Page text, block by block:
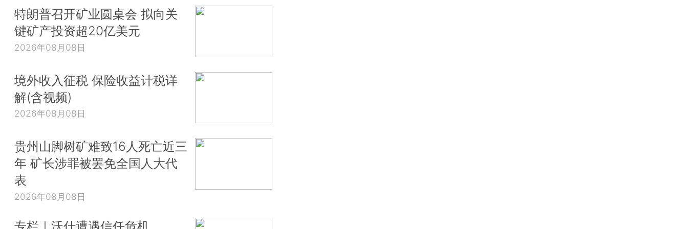
特朗普召开矿业圆桌会 拟向关
键矿产投资超20亿美元
2026年08月08日
境外收入征税 保险收益计税详
解(含视频)
2026年08月08日
贵州山脚树矿难致16人死亡近三
年 矿长涉罪被罢免全国人大代
表
2026年08月08日
专栏｜沃什遭遇信任危机